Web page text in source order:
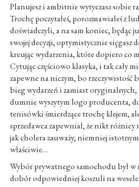
Planujesz i ambitnie wytyczasz sobie
Trochę poczytałeś, porozmawiałeś z
doświadczyli, a na sam koniec, będąc
swojej decyzji, optymistycznie sięgasz
kreując wydarzenia, które dopiero co
Cytując częściowo klasyka, i tak cały
zapewne na niczym, bo rzeczywistość
bieg wydarzeń i zamiast
dumnie wyszytym logo producenta,
tenisówki śmierdzące trochę klejem,
sprzedawca zapewniał, że nikt różnicy
jak cholera zauważy, niemniej
właściwie…
Wybór prywatnego samochodu był w
dobór odpowiedniej koszuli na